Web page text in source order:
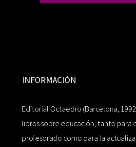
INFORMACIÓN
Editorial Octaedro (Barcelona,
libros sobre educación, tanto para
profesorado como para la